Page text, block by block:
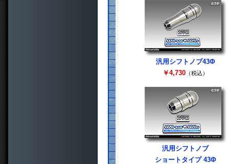
汎用シフトノブ43Φ
￥4,730 （税込）
汎用シフトノブ
ショートタイプ 43Φ